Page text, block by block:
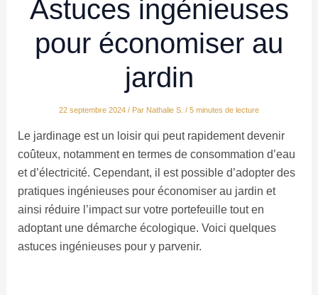
Astuces ingénieuses
pour économiser au
jardin
22 septembre 2024 / Par Nathalie S. / 5 minutes de lecture
Le jardinage est un loisir qui peut rapidement devenir
coûteux, notamment en termes de consommation d’eau
et d’électricité. Cependant, il est possible d’adopter des
pratiques ingénieuses pour économiser au jardin et
ainsi réduire l’impact sur votre portefeuille tout en
adoptant une démarche écologique. Voici quelques
astuces ingénieuses pour y parvenir.